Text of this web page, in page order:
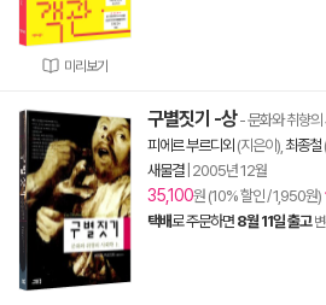
미리보기
구별짓기 -상- 문화와 취향의
피에르 부르디외 (지은이), 최종철
새물결| 2005년 12월
35,100원 (10% 할인 / 1,950원)
택배로 주문하면 8월 11일 출고